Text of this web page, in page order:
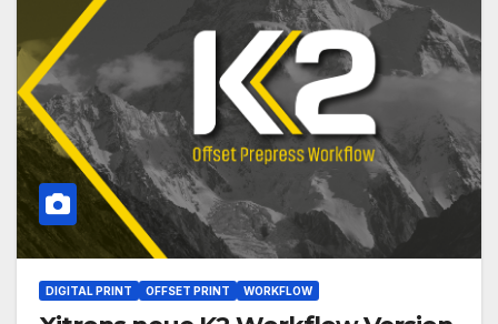
DIGITAL PRINT OFFSET PRINT WORKFLOW